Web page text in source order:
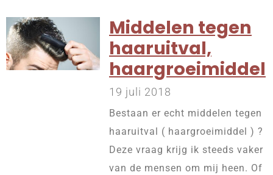
Middelen tegen
haaruitval,
haargroeimiddel
19 juli 2018
Bestaan er echt middelen tegen
haaruitval ( haargroeimiddel ) ?
Deze vraag krijg ik steeds vaker
van de mensen om mij heen. Of